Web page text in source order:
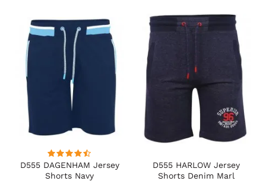
D555 DAGENHAM Jersey
Shorts Navy
D555 HARLOW Jersey
Shorts Denim Marl